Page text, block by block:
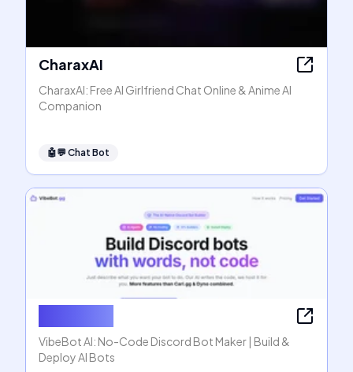
CharaxAI
CharaxAI: Free AI Girlfriend Chat Online & Anime AI
Companion
🤖💬 Chat Bot
VibeBot AI: No-Code Discord Bot Maker | Build &
Deploy AI Bots